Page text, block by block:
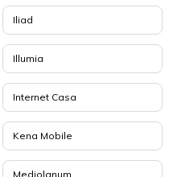
Iliad
Illumia
Internet Casa
Kena Mobile
Mediolanum